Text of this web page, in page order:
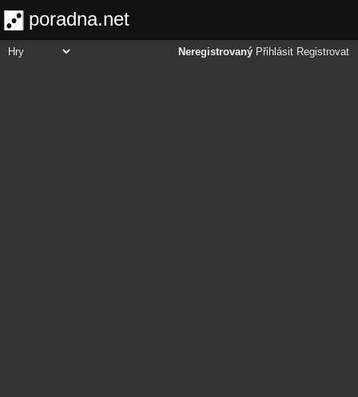
poradna.net
Neregistrovaný Přihlásit Registrovat